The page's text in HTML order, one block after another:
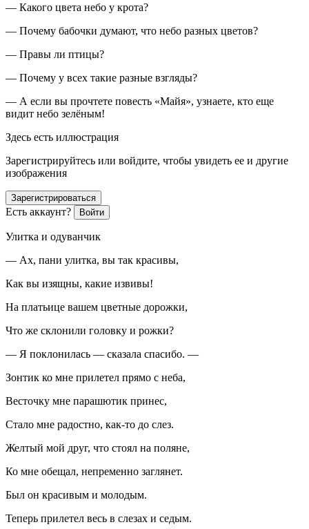
— Какого цвета небо у крота?
— Почему бабочки думают, что небо разных цветов?
— Правы ли птицы?
— Почему у всех такие разные взгляды?
— А если вы прочтете повесть «Майя», узнаете, кто еще
видит небо зелёным!
Здесь есть иллюстрация
Зарегистрируйтесь или войдите, чтобы увидеть ее и другие
изображения
Зарегистрироваться
Есть аккаунт? Войти
Улитка и одуванчик
— Ах, пани улитка, вы так красивы,
Как вы изящны, какие извивы!
На платьице вашем цветные дорожки,
Что же склонили головку и рожки?
— Я поклонилась — сказала спасибо. —
Зонтик ко мне прилетел прямо с неба,
Весточку мне парашютик принес,
Стало мне радостно, как-то до слез.
Желтый мой друг, что стоял на поляне,
Ко мне обещал, непременно заглянет.
Был он красивым и молодым.
Теперь прилетел весь в слезах и седым.